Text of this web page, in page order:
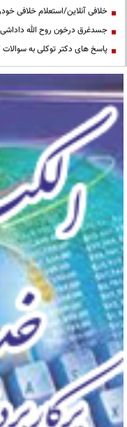
خلافی آنلاین/استعلام خلافی
جسدغرق درخون روح الله
پاسخ های دکتر توکلی به